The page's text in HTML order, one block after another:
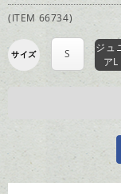
(ITEM 66734)
サイズ S
ジュ
アL